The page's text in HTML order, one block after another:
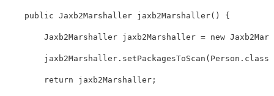
public Jaxb2Marshaller jaxb2Marshaller( ) {
Jaxb2Marshaller jaxb2Marshaller = new
        jaxb2Marshaller
. setPackagesToScan ( Person . class
return jaxb2Marshaller ;